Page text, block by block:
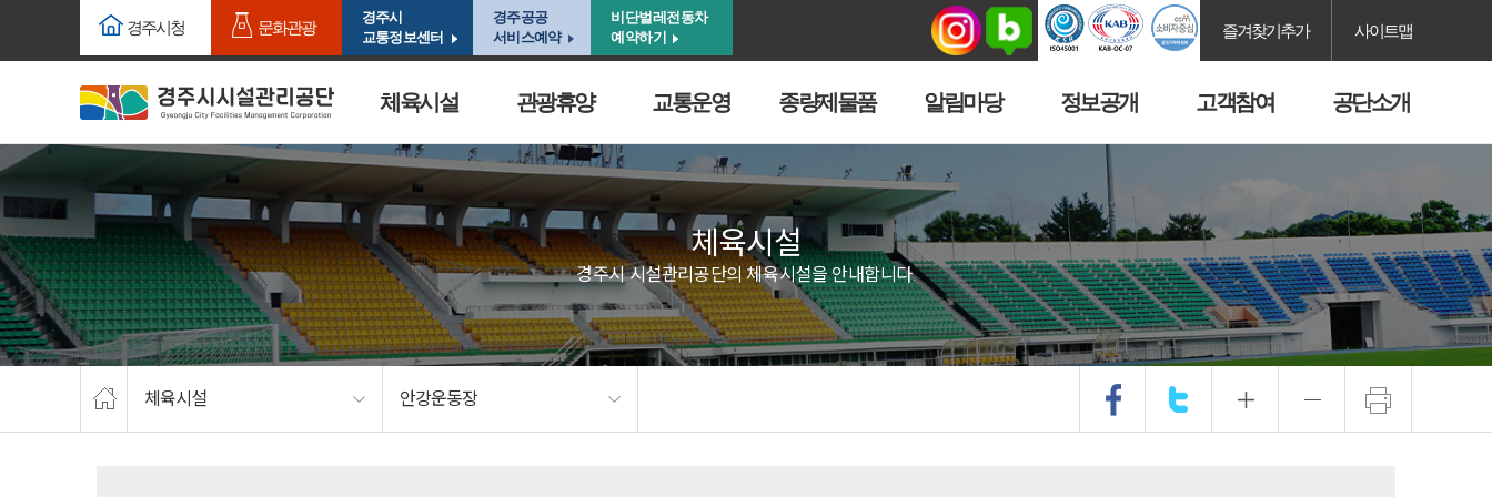
주요메뉴로 건너뛰기
경주시청 문화관광
경주시
교통정보센터
경주공공
서비스예약
비단벌레전동차
예약하기
즐겨찾기추가 사이트맵
체육시설 관광휴양 교통운영 종량제물품 알림마당 정보공개 고객참여 공단소개
체육시설
경주시 시설관리공단의 체육시설을 안내합니다.
체육시설 안강운동장